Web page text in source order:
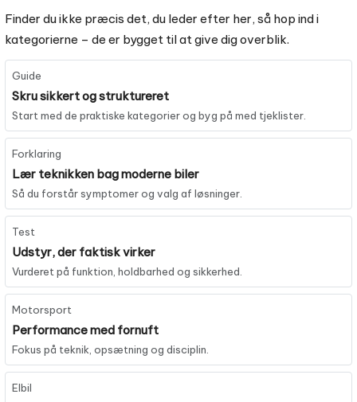
Finder du ikke præcis det, du leder efter her, så hop ind i
kategorierne – de er bygget til at give dig overblik.
Guide
Skru sikkert og struktureret
Start med de praktiske kategorier og byg på med tjeklister.
Forklaring
Lær teknikken bag moderne biler
Så du forstår symptomer og valg af løsninger.
Test
Udstyr, der faktisk virker
Vurderet på funktion, holdbarhed og sikkerhed.
Motorsport
Performance med fornuft
Fokus på teknik, opsætning og disciplin.
Elbil